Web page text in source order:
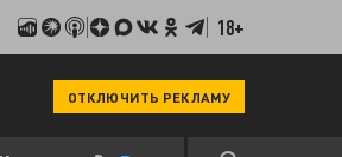
18+
ОТКЛЮЧИТЬ РЕКЛАМУ